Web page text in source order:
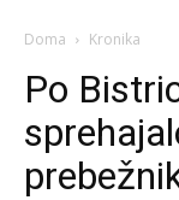
Doma Kronika
Po